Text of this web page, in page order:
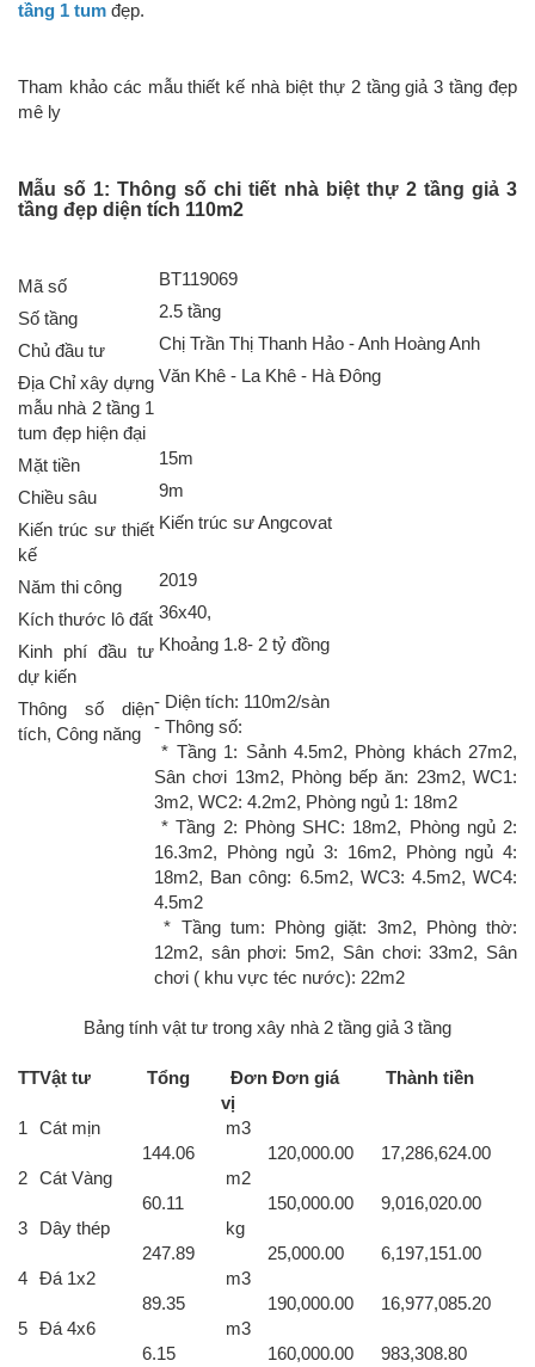
tầng 1 tum đẹp.
Tham khảo các mẫu thiết kế nhà biệt thự 2 tầng giả 3 tầng đẹp
mê ly
Mẫu số 1: Thông số chi tiết nhà biệt thự 2 tầng giả 3
tầng đẹp diện tích 110m2
Mã số
BT119069
Số tầng
2.5 tầng
Chủ đầu tư
Chị Trần Thị Thanh Hảo - Anh Hoàng Anh
Địa Chỉ xây dựng
mẫu nhà 2 tầng 1
tum đẹp hiện đại
Văn Khê - La Khê - Hà Đông
Mặt tiền
15m
Chiều sâu
9m
Kiến trúc sư thiết
kế
Kiến trúc sư Angcovat
Năm thi công
2019
Kích thước lô đất 36x40,
Kinh phí đầu tư
dự kiến
Khoảng 1.8- 2 tỷ đồng
Thông số diện
tích, Công năng
- Diện tích: 110m2/sàn
- Thông số:
* Tầng 1: Sảnh 4.5m2, Phòng khách 27m2,
Sân chơi 13m2, Phòng bếp ăn: 23m2, WC1:
3m2, WC2: 4.2m2, Phòng ngủ 1: 18m2
* Tầng 2: Phòng SHC: 18m2, Phòng ngủ 2:
16.3m2, Phòng ngủ 3: 16m2, Phòng ngủ 4:
18m2, Ban công: 6.5m2, WC3: 4.5m2, WC4:
4.5m2
* Tầng tum: Phòng giặt: 3m2, Phòng thờ:
12m2, sân phơi: 5m2, Sân chơi: 33m2, Sân
chơi ( khu vực téc nước): 22m2
Bảng tính vật tư trong xây nhà 2 tầng giả 3 tầng
TTVật tư Tổng
Đơn
vị
Đơn giá Thành tiền
1
Cát mịn
144.06
m3
120,000.00
17,286,624.00
2 Cát Vàng
60.11
m2
150,000.00
9,016,020.00
3
Dây thép
247.89
kg
25,000.00
6,197,151.00
4 Đá 1x2
89.35
m3
190,000.00
16,977,085.20
5 Đá 4x6
6.15
m3
160,000.00
983,308.80